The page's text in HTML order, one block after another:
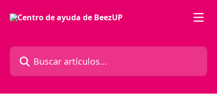
Buscar artículos...